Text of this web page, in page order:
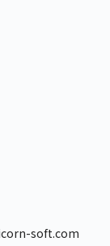
soft.com